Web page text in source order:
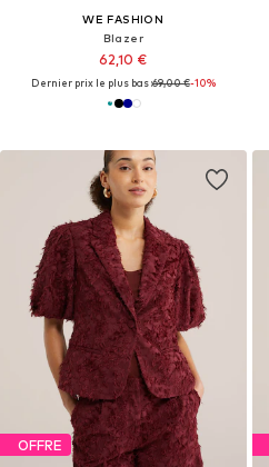
WE FASHION
Blazer
62,10 €
Dernier prix le plus bas :69,00 €-10%
OFFRE